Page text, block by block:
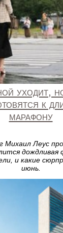
уходит,
к
марафону
Михаил Леус
дождливая
и какие
июнь.